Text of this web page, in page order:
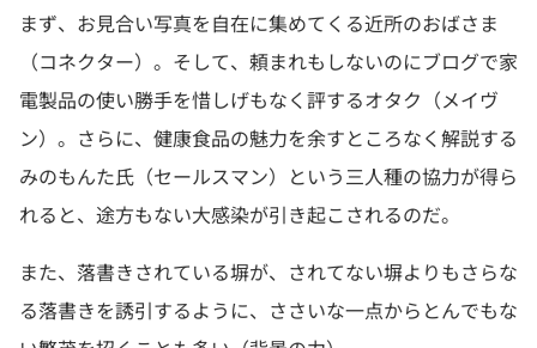
まず、お見合い写真を自在に集めてくる近所のおばさま
（コネクター）。そして、頼まれもしないのにブログで家
電製品の使い勝手を惜しげもなく評するオタク（メイヴ
ン）。さらに、健康食品の魅力を余すところなく解説する
みのもんた氏（セールスマン）という三人種の協力が得ら
れると、途方もない大感染が引き起こされるのだ。
また、落書きされている塀が、されてない塀よりもさらな
る落書きを誘引するように、ささいな一点からとんでもな